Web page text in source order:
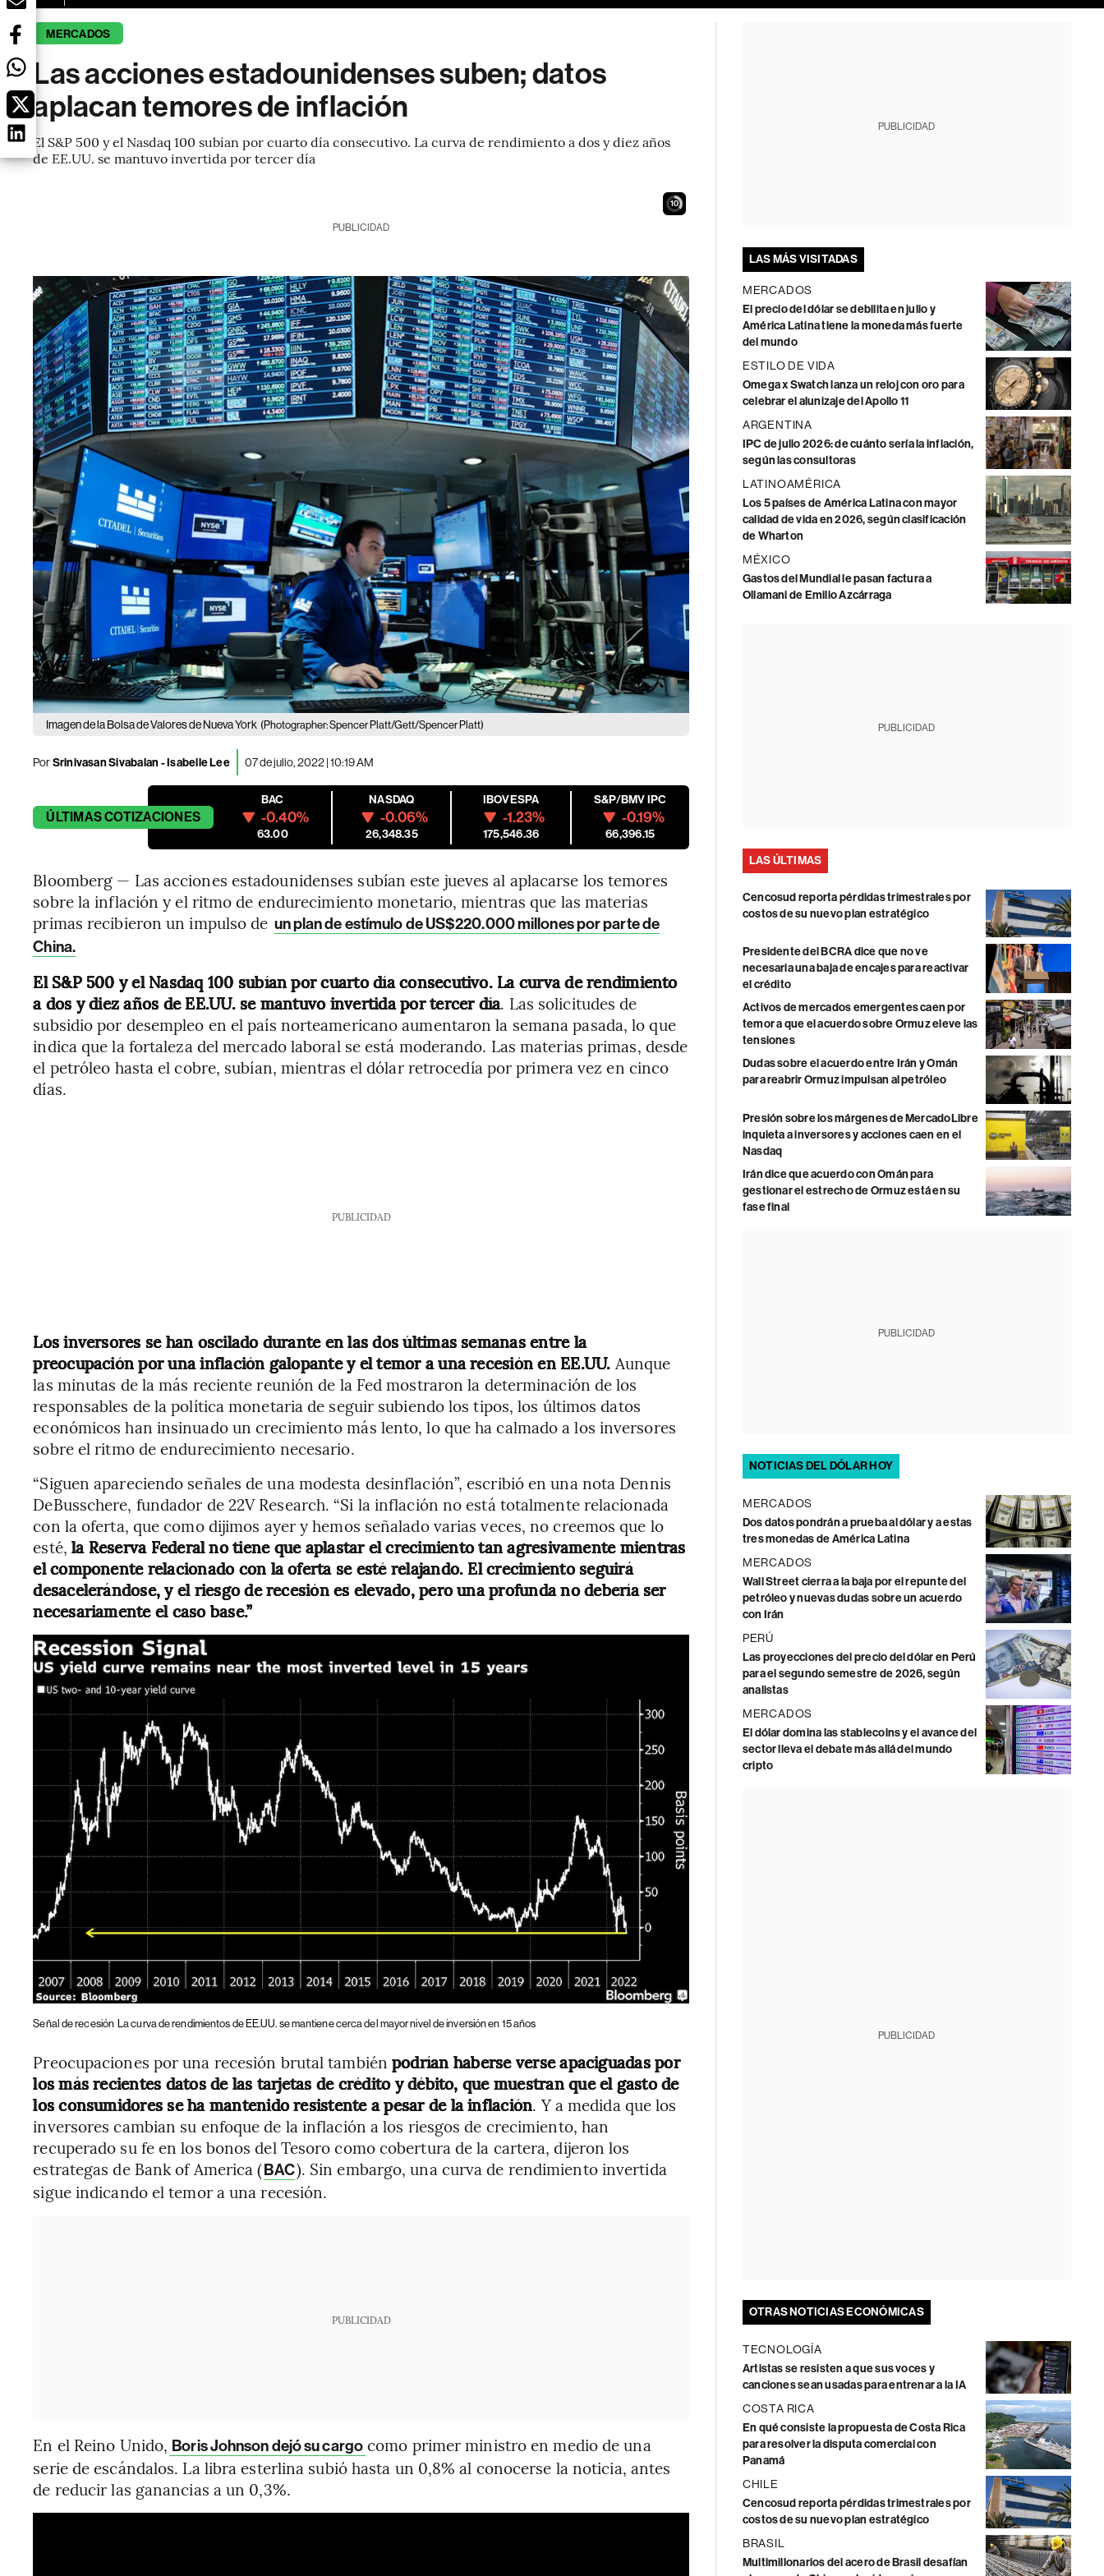
MERCADOS
Las acciones estadounidenses suben; datos
aplacan temores de inflación
El S&P 500 y el Nasdaq 100 subían por cuarto día consecutivo. La curva de rendimiento a dos y diez años
de EE.UU. se mantuvo invertida por tercer día
9
PUBLICIDAD
Imagen de la Bolsa de Valores de Nueva York (Photographer: Spencer Platt/Gett/Spencer Platt)
PorSrinivasan Sivabalan - Isabelle Lee 07 de julio, 2022 | 10:19 AM
ÚLTIMASCOTIZACIONES
BAC
-0.40%
63.00
NASDAQ
-0.06%
26,348.35
IBOVESPA
-1.23%
175,546.36
S&P/BMV IPC
-0.19%
66,396.15
Bloomberg — Las acciones estadounidenses subían este jueves al aplacarse los temores
sobre la inflación y el ritmo de endurecimiento monetario, mientras que las materias
primas recibieron un impulso de un plan de estímulo de US$220.000 millones por parte de
China.
El S&P 500 y el Nasdaq 100 subían por cuarto día consecutivo. La curva de rendimiento
a dos y diez años de EE.UU. se mantuvo invertida por tercer día. Las solicitudes de
subsidio por desempleo en el país norteamericano aumentaron la semana pasada, lo que
indica que la fortaleza del mercado laboral se está moderando. Las materias primas, desde
el petróleo hasta el cobre, subían, mientras el dólar retrocedía por primera vez en cinco
días.
PUBLICIDAD
Los inversores se han oscilado durante en las dos últimas semanas entre la
preocupación por una inflación galopante y el temor a una recesión en EE.UU. Aunque
las minutas de la más reciente reunión de la Fed mostraron la determinación de los
responsables de la política monetaria de seguir subiendo los tipos, los últimos datos
económicos han insinuado un crecimiento más lento, lo que ha calmado a los inversores
sobre el ritmo de endurecimiento necesario.
“Siguen apareciendo señales de una modesta desinflación”, escribió en una nota Dennis
DeBusschere, fundador de 22V Research. “Si la inflación no está totalmente relacionada
con la oferta, que como dijimos ayer y hemos señalado varias veces, no creemos que lo
esté, la Reserva Federal no tiene que aplastar el crecimiento tan agresivamente mientras
el componente relacionado con la oferta se esté relajando. El crecimiento seguirá
desacelerándose, y el riesgo de recesión es elevado, pero una profunda no debería ser
necesariamente el caso base.”
Señal de recesión La curva de rendimientos de EE.UU. se mantiene cerca del mayor nivel de inversión en 15 años
Preocupaciones por una recesión brutal tambiénpodrían haberse verse apaciguadas por
los más recientes datos de las tarjetas de crédito y débito, que muestran que el gasto de
los consumidores se ha mantenido resistente a pesar de la inflación. Y a medida que los
inversores cambian su enfoque de la inflación a los riesgos de crecimiento, han
recuperado su fe en los bonos del Tesoro como cobertura de la cartera, dijeron los
estrategas de Bank of America (BAC). Sin embargo, una curva de rendimiento invertida
sigue indicando el temor a una recesión.
PUBLICIDAD
En el Reino Unido, Boris Johnson dejó su cargo como primer ministro en medio de una
serie de escándalos. La libra esterlina subió hasta un 0,8% al conocerse la noticia, antes
de reducir las ganancias a un 0,3%.
PUBLICIDAD
LAS MÁS VISITADAS
MERCADOS
El precio del dólar se debilita en julio y
América Latina tiene la moneda más fuerte
del mundo
ESTILO DE VIDA
Omega x Swatch lanza un reloj con oro para
celebrar el alunizaje del Apollo 11
ARGENTINA
IPC de julio 2026: de cuánto sería la inflación,
según las consultoras
LATINOAMÉRICA
Los 5 países de América Latina con mayor
calidad de vida en 2026, según clasificación
de Wharton
MÉXICO
Gastos del Mundial le pasan factura a
Ollamani de Emilio Azcárraga
PUBLICIDAD
LAS ÚLTIMAS
Cencosud reporta pérdidas trimestrales por
costos de su nuevo plan estratégico
Presidente del BCRA dice que no ve
necesaria una baja de encajes para reactivar
el crédito
Activos de mercados emergentes caen por
temor a que el acuerdo sobre Ormuz eleve las
tensiones
Dudas sobre el acuerdo entre Irán y Omán
para reabrir Ormuz impulsan al petróleo
Presión sobre los márgenes de MercadoLibre
inquieta a inversores y acciones caen en el
Nasdaq
Irán dice que acuerdo con Omán para
gestionar el estrecho de Ormuz está en su
fase final
PUBLICIDAD
NOTICIAS DEL DÓLAR HOY
MERCADOS
Dos datos pondrán a prueba al dólar y a estas
tres monedas de América Latina
MERCADOS
Wall Street cierra a la baja por el repunte del
petróleo y nuevas dudas sobre un acuerdo
con Irán
PERÚ
Las proyecciones del precio del dólar en Perú
para el segundo semestre de 2026, según
analistas
MERCADOS
El dólar domina las stablecoins y el avance del
sector lleva el debate más allá del mundo
cripto
PUBLICIDAD
OTRAS NOTICIAS ECONÓMICAS
TECNOLOGÍA
Artistas se resisten a que sus voces y
canciones sean usadas para entrenar a la IA
COSTA RICA
En qué consiste la propuesta de Costa Rica
para resolver la disputa comercial con
Panamá
CHILE
Cencosud reporta pérdidas trimestrales por
costos de su nuevo plan estratégico
BRASIL
Multimillonarios del acero de Brasil desafían